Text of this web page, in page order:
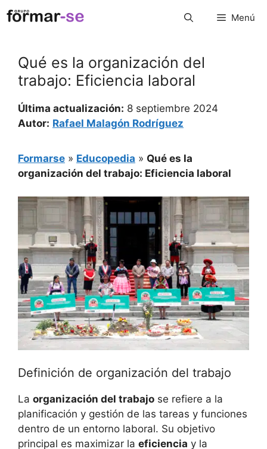
Saltar
al
Menú
Qué es la organización del
trabajo: Eficiencia laboral
Última actualización: 8 septiembre 2024
Autor: Rafael Malagón Rodríguez
Formarse » Educopedia » Qué es la
organización del trabajo: Eficiencia laboral
Definición de organización del trabajo
La organización del trabajo se refiere a la
planificación y gestión de las tareas y funciones
dentro de un entorno laboral. Su objetivo
principal es maximizar la eficiencia y la